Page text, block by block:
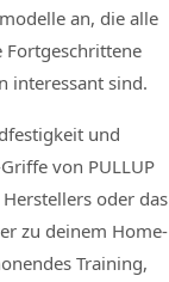
an, die alle
Fortgeschrittene
interessant sind.
und
von PULLUP
oder das
zu deinem Home-
Training,